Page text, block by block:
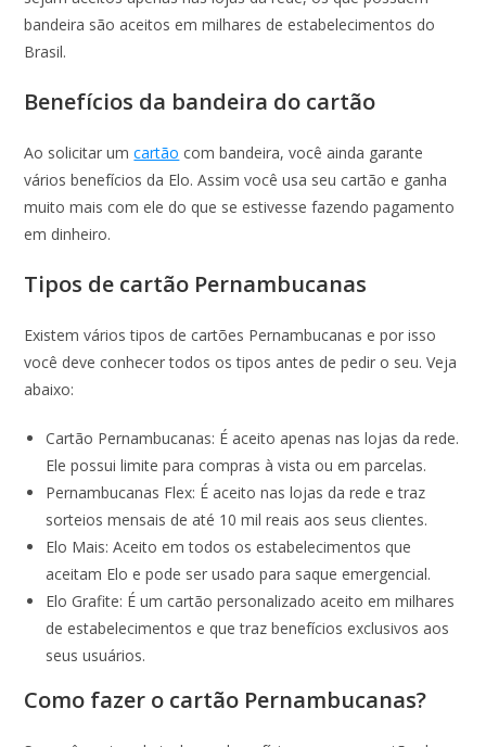
bandeira são aceitos em milhares de estabelecimentos do
Brasil.
Benefícios da bandeira do cartão
Ao solicitar umcartão com bandeira, você ainda garante
vários benefícios da Elo. Assim você usa seu cartão e ganha
muito mais com ele do que se estivesse fazendo pagamento
em dinheiro.
Tipos de cartão Pernambucanas
Existem vários tipos de cartões Pernambucanas e por isso
você deve conhecer todos os tipos antes de pedir o seu. Veja
abaixo:
Cartão Pernambucanas: É aceito apenas nas lojas da rede.
Ele possui limite para compras à vista ou em parcelas.
Pernambucanas Flex: É aceito nas lojas da rede e traz
sorteios mensais de até 10 mil reais aos seus clientes.
Elo Mais: Aceito em todos os estabelecimentos que
aceitam Elo e pode ser usado para saque emergencial.
Elo Grafite: É um cartão personalizado aceito em milhares
de estabelecimentos e que traz benefícios exclusivos aos
seus usuários.
Como fazer o cartão Pernambucanas?